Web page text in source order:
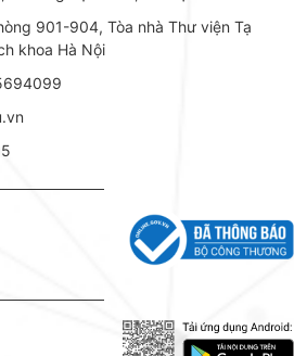
tín trong
lý. Các
901-904, Tòa nhà Thư viện Tạ
khoa Hà Nội